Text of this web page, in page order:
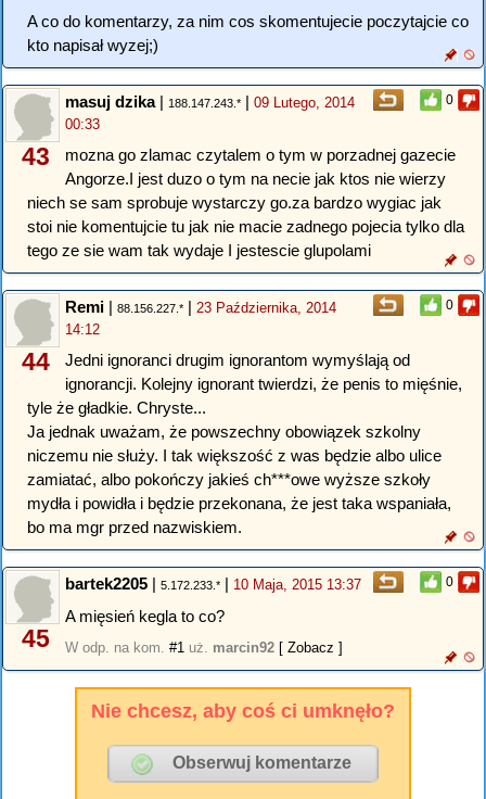
A co do komentarzy, za nim cos skomentujecie poczytajcie co
kto napisał wyzej;)
0
43
masuj dzika| 188.147.243.* | 09 Lutego, 2014
00:33
mozna go zlamac czytalem o tym w porzadnej gazecie
Angorze.I jest duzo o tym na necie jak ktos nie wierzy
niech se sam sprobuje wystarczy go.za bardzo wygiac jak
stoi nie komentujcie tu jak nie macie zadnego pojecia tylko dla
tego ze sie wam tak wydaje I jestescie glupolami
0
44
Remi | 88.156.227.* | 23 Października, 2014
14:12
Jedni ignoranci drugim ignorantom wymyślają od
ignorancji. Kolejny ignorant twierdzi, że penis to mięśnie,
tyle że gładkie. Chryste...
Ja jednak uważam, że powszechny obowiązek szkolny
niczemu nie służy. I tak większość z was będzie albo ulice
zamiatać, albo pokończy jakieś ch***owe wyższe szkoły
mydła i powidła i będzie przekonana, że jest taka wspaniała,
bo ma mgr przed nazwiskiem.
0
45
bartek2205 | 5.172.233.* | 10 Maja, 2015 13:37
A mięsień kegla to co?
W odp. na kom. #1 uż. marcin92 [ Zobacz ]
Nie chcesz, aby coś ci umknęło?